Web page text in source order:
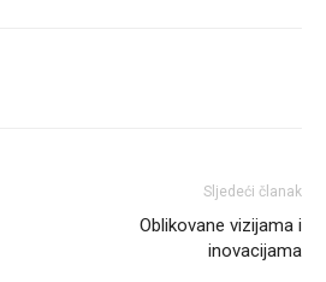
Sljedeći članak
Oblikovane vizijama i
inovacijama